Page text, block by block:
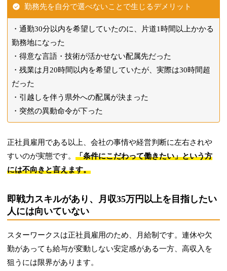
勤務先を自分で選べないことで生じるデメリット
通勤30分以内を希望していたのに、片道1時間以上かかる
勤務地になった
得意な言語・技術が活かせない配属先だった
残業は月20時間以内を希望していたが、実際は30時間超
だった
引越しを伴う県外への配属が決まった
突然の異動命令が下った
正社員雇用である以上、会社の事情や経営判断に左右されや
すいのが実態です。「条件にこだわって働きたい」という方
には不向きと言えます。
即戦力スキルがあり、月収35万円以上を目指したい
人には向いていない
スターワークスは正社員雇用のため、月給制です。連休や欠
勤があっても給与が変動しない安定感がある一方、高収入を
狙うには限界があります。